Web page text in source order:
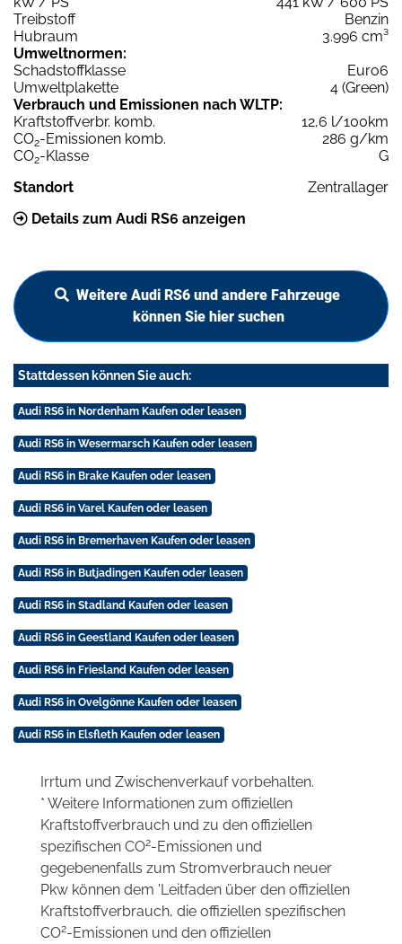
Treibstoff
Benzin
Hubraum
3.996 cm³
Umweltnormen:
Schadstoffklasse
Euro6
Umweltplakette
4 (Green)
Verbrauch und Emissionen nach WLTP:
Kraftstoffverbr. komb.
12,6 l/100km
CO2-Emissionen komb.
286 g/km
CO2-Klasse
G
Standort
Zentrallager
Details zum Audi RS6 anzeigen
Weitere Audi RS6 und andere Fahrzeuge
können Sie hier suchen
Stattdessen können Sie auch:
Audi RS6 in Nordenham Kaufen oder leasen
Audi RS6 in Wesermarsch Kaufen oder leasen
Audi RS6 in Brake Kaufen oder leasen
Audi RS6 in Varel Kaufen oder leasen
Audi RS6 in Bremerhaven Kaufen oder leasen
Audi RS6 in Butjadingen Kaufen oder leasen
Audi RS6 in Stadland Kaufen oder leasen
Audi RS6 in Geestland Kaufen oder leasen
Audi RS6 in Friesland Kaufen oder leasen
Audi RS6 in Ovelgönne Kaufen oder leasen
Audi RS6 in Elsfleth Kaufen oder leasen
Irrtum und Zwischenverkauf vorbehalten.
* Weitere Informationen zum offiziellen
Kraftstoffverbrauch und zu den offiziellen
spezifischen CO2-Emissionen und
gegebenenfalls zum Stromverbrauch neuer
Pkw können dem 'Leitfaden über den offiziellen
Kraftstoffverbrauch, die offiziellen spezifischen
CO2-Emissionen und den offiziellen